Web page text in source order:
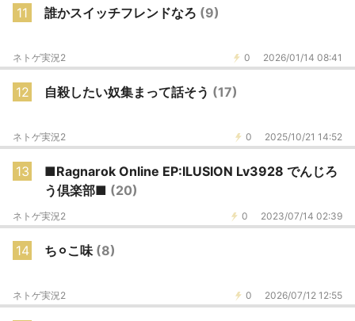
11 誰かスイッチフレンドなろ (9)
0 2026/01/14 08:41
ネトゲ実況2
12 自殺したい奴集まって話そう (17)
0 2025/10/21 14:52
ネトゲ実況2
13
■Ragnarok Online EP:ILUSION Lv3928 でんじろ
う倶楽部■ (20)
0 2023/07/14 02:39
ネトゲ実況2
14 ち⚪︎こ味 (8)
0 2026/07/12 12:55
ネトゲ実況2